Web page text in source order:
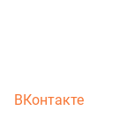
ВКонтакте